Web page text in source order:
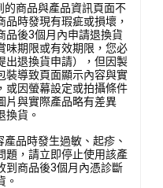
的商品與產品資訊頁面不
品時發現有瑕疵或損壞，
品後3個月內申請退換貨
味期限或有效期限，您必
出退換貨申請），但因製
裝導致頁面顯示內容與實
或因螢幕設定或拍攝條件
片與實際產品略有差異
換貨。
品時發生過敏、起疹、
題，請立即停止使用該產
到商品後3個月內憑診斷
。